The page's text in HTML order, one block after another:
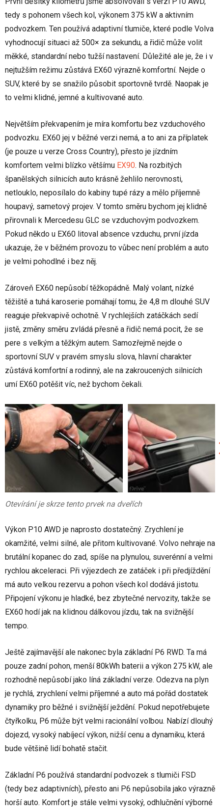
tedy s pohonem všech kol, výkonem 375 kW a aktivním
podvozkem. Ten používá adaptivní tlumiče, které podle Volva
vyhodnocují situaci až 500× za sekundu, a řidič může volit
měkké, standardní nebo tužší nastavení. Důležité ale je, že i v
nejtužším režimu zůstává EX60 výrazně komfortní. Nejde o
SUV, které by se snažilo působit sportovně tvrdě. Naopak je
to velmi klidné, jemné a kultivované auto.
Největším překvapením je míra komfortu bez vzduchového
podvozku. EX60 jej v běžné verzi nemá, a to ani za příplatek
(je pouze u verze Cross Country), přesto je jízdním
komfortem velmi blízko většímu EX90. Na rozbitých
španělských silnicích auto krásně žehlilo nerovnosti,
netlouklo, neposílalo do kabiny tupé rázy a mělo příjemně
houpavý, sametový projev. V tomto směru bychom jej klidně
přirovnali k Mercedesu GLC se vzduchovým podvozkem.
Pokud někdo u EX60 litoval absence vzduchu, první jízda
ukazuje, že v běžném provozu to vůbec není problém a auto
je velmi pohodlné i bez něj.
Zároveň EX60 nepůsobí těžkopádně. Malý volant, nízké
těžiště a tuhá karoserie pomáhají tomu, že 4,8 m dlouhé SUV
reaguje překvapivě ochotně. V rychlejších zatáčkách sedí
jistě, změny směru zvládá přesně a řidič nemá pocit, že se
pere s velkým a těžkým autem. Samozřejmě nejde o
sportovní SUV v pravém smyslu slova, hlavní charakter
zůstává komfortní a rodinný, ale na zakroucených silnicích
umí EX60 potěšit víc, než bychom čekali.
Otevírání je skrze tento prvek na dveřích
Výkon P10 AWD je naprosto dostatečný. Zrychlení je
okamžité, velmi silné, ale přitom kultivované. Volvo nehraje na
brutální kopanec do zad, spíše na plynulou, suverénní a velmi
rychlou akceleraci. Při výjezdech ze zatáček i při předjíždění
má auto velkou rezervu a pohon všech kol dodává jistotu.
Připojení výkonu je hladké, bez zbytečné nervozity, takže se
EX60 hodí jak na klidnou dálkovou jízdu, tak na svižnější
tempo.
Ještě zajímavější ale nakonec byla základní P6 RWD. Ta má
pouze zadní pohon, menší 80kWh baterii a výkon 275 kW, ale
rozhodně nepůsobí jako líná základní verze. Odezva na plyn
je rychlá, zrychlení velmi příjemné a auto má pořád dostatek
dynamiky pro běžné i svižnější ježdění. Pokud nepotřebujete
čtyřkolku, P6 může být velmi racionální volbou. Nabízí dlouhý
dojezd, vysoký nabíjecí výkon, nižší cenu a dynamiku, která
bude většině lidí bohatě stačit.
Základní P6 používá standardní podvozek s tlumiči FSD
(tedy bez adaptivních), přesto ani P6 nepůsobila jako výrazně
horší auto. Komfort je stále velmi vysoký, odhlučnění výborné